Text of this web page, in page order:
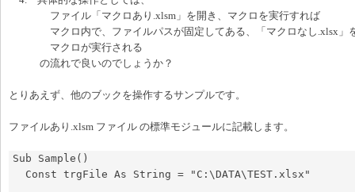
ファイル「マクロあり.xlsm」を開き、マクロを実行すれば
マクロ内で、ファイルパスが固定してある、「マクロなし.xlsx」
マクロが実行される
の流れで良いのでしょうか？
とりあえず、他のブックを操作するサンプルです。
ファイルあり.xlsm ファイル の標準モジュールに記載します。
Sub Sample()